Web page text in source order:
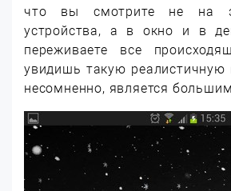
что вы смотрите не на
устройства, а в окно и в
переживаете все
увидишь такую реалистичную
несомненно, является